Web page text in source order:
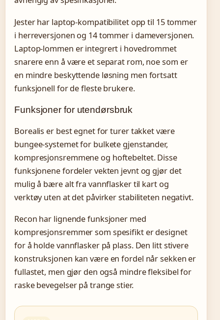
Jester har laptop-kompatibilitet opp til 15 tommer
i herreversjonen og 14 tommer i dameversjonen.
Laptop-lommen er integrert i hovedrommet
snarere enn å være et separat rom, noe som er
en mindre beskyttende løsning men fortsatt
funksjonell for de fleste brukere.
Funksjoner for utendørsbruk
Borealis er best egnet for turer takket være
bungee-systemet for bulkete gjenstander,
kompresjonsremmene og hoftebeltet. Disse
funksjonene fordeler vekten jevnt og gjør det
mulig å bære alt fra vannflasker til kart og
verktøy uten at det påvirker stabiliteten negativt.
Recon har lignende funksjoner med
kompresjonsremmer som spesifikt er designet
for å holde vannflasker på plass. Den litt stivere
konstruksjonen kan være en fordel når sekken er
fullastet, men gjør den også mindre fleksibel for
raske bevegelser på trange stier.